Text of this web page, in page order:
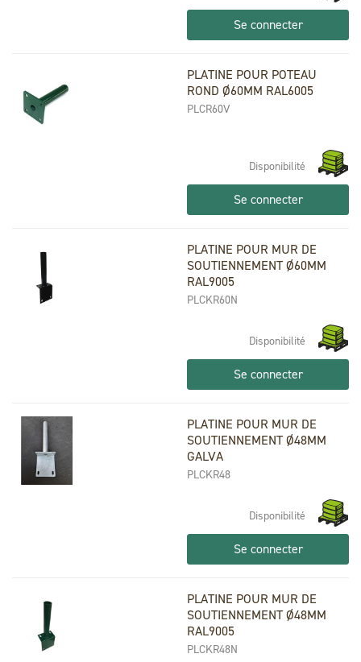
Se connecter
PLATINE POUR POTEAU
ROND Ø60MM RAL6005
PLCR60V
Disponibilité
Se connecter
PLATINE POUR MUR DE
SOUTIENNEMENT Ø60MM
RAL9005
PLCKR60N
Disponibilité
Se connecter
PLATINE POUR MUR DE
SOUTIENNEMENT Ø48MM
GALVA
PLCKR48
Disponibilité
Se connecter
PLATINE POUR MUR DE
SOUTIENNEMENT Ø48MM
RAL9005
PLCKR48N